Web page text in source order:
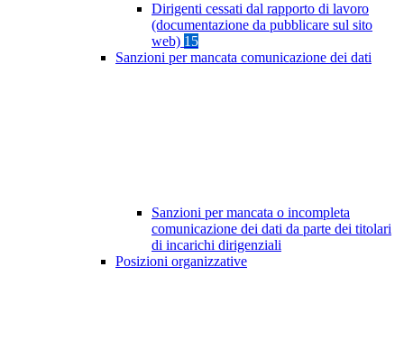
Dirigenti cessati dal rapporto di lavoro
(documentazione da pubblicare sul sito
web) 15
Sanzioni per mancata comunicazione dei dati
Sanzioni per mancata o incompleta
comunicazione dei dati da parte dei titolari
di incarichi dirigenziali
Posizioni organizzative